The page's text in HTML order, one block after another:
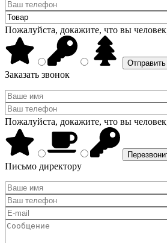
Пожалуйста, докажите, что вы
Заказать звонок
Пожалуйста, докажите, что вы
Письмо директору